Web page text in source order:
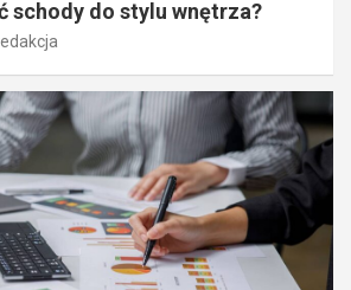
schody do stylu wnętrza?